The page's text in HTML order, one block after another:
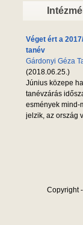
Véget ért a
tanév
Gárdonyi Géza
(2018.06.25.)
Június közepe
tanévzárás
esmények mind-
jelzik, az ország
Copyright